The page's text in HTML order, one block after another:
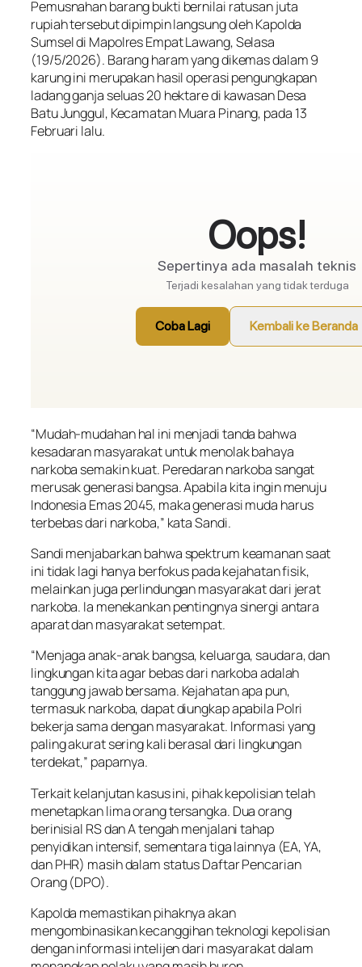
Pemusnahan barang bukti bernilai ratusan juta
rupiah tersebut dipimpin langsung oleh Kapolda
Sumsel di Mapolres Empat Lawang, Selasa
(19/5/2026). Barang haram yang dikemas dalam 9
karung ini merupakan hasil operasi pengungkapan
ladang ganja seluas 20 hektare di kawasan Desa
Batu Junggul, Kecamatan Muara Pinang, pada 13
Februari lalu.
“Mudah-mudahan hal ini menjadi tanda bahwa
kesadaran masyarakat untuk menolak bahaya
narkoba semakin kuat. Peredaran narkoba sangat
merusak generasi bangsa. Apabila kita ingin menuju
Indonesia Emas 2045, maka generasi muda harus
terbebas dari narkoba,” kata Sandi.
Sandi menjabarkan bahwa spektrum keamanan saat
ini tidak lagi hanya berfokus pada kejahatan fisik,
melainkan juga perlindungan masyarakat dari jerat
narkoba. Ia menekankan pentingnya sinergi antara
aparat dan masyarakat setempat.
“Menjaga anak-anak bangsa, keluarga, saudara, dan
lingkungan kita agar bebas dari narkoba adalah
tanggung jawab bersama. Kejahatan apa pun,
termasuk narkoba, dapat diungkap apabila Polri
bekerja sama dengan masyarakat. Informasi yang
paling akurat sering kali berasal dari lingkungan
terdekat,” paparnya.
Terkait kelanjutan kasus ini, pihak kepolisian telah
menetapkan lima orang tersangka. Dua orang
berinisial RS dan A tengah menjalani tahap
penyidikan intensif, sementara tiga lainnya (EA, YA,
dan PHR) masih dalam status Daftar Pencarian
Orang (DPO).
Kapolda memastikan pihaknya akan
mengombinasikan kecanggihan teknologi kepolisian
dengan informasi intelijen dari masyarakat dalam